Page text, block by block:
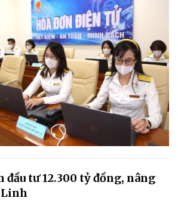
đầu tư 12.300 tỷ đồng, nâng
Linh